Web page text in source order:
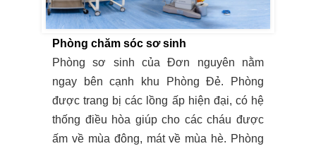
Phòng chăm sóc sơ sinh
Phòng sơ sinh của Đơn nguyên nằm
ngay bên cạnh khu Phòng Đẻ. Phòng
được trang bị các lồng ấp hiện đại, có hệ
thống điều hòa giúp cho các cháu được
ấm về mùa đông, mát về mùa hè. Phòng